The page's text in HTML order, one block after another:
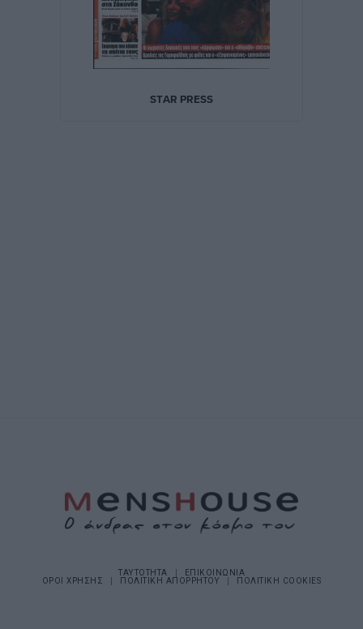
ΤΑΥΤΟΤΗΤΑ
ΕΠΙΚΟΙΝΩΝΙΑ
ΟΡΟΙ ΧΡΗΣΗΣ
ΠΟΛΙΤΙΚΗ ΑΠΟΡΡΗΤΟΥ ΠΟΛΙΤΙΚΗ COOKIES